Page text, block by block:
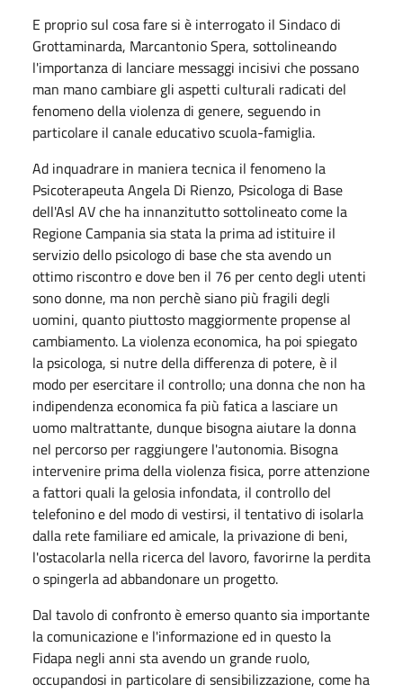
E proprio sul cosa fare si è interrogato il Sindaco di
Grottaminarda, Marcantonio Spera, sottolineando
l'importanza di lanciare messaggi incisivi che possano
man mano cambiare gli aspetti culturali radicati del
fenomeno della violenza di genere, seguendo in
particolare il canale educativo scuola-famiglia.
Ad inquadrare in maniera tecnica il fenomeno la
Psicoterapeuta Angela Di Rienzo, Psicologa di Base
dell'Asl AV che ha innanzitutto sottolineato come la
Regione Campania sia stata la prima ad istituire il
servizio dello psicologo di base che sta avendo un
ottimo riscontro e dove ben il 76 per cento degli utenti
sono donne, ma non perchè siano più fragili degli
uomini, quanto piuttosto maggiormente propense al
cambiamento. La violenza economica, ha poi spiegato
la psicologa, si nutre della differenza di potere, è il
modo per esercitare il controllo; una donna che non ha
indipendenza economica fa più fatica a lasciare un
uomo maltrattante, dunque bisogna aiutare la donna
nel percorso per raggiungere l'autonomia. Bisogna
intervenire prima della violenza fisica, porre attenzione
a fattori quali la gelosia infondata, il controllo del
telefonino e del modo di vestirsi, il tentativo di isolarla
dalla rete familiare ed amicale, la privazione di beni,
l'ostacolarla nella ricerca del lavoro, favorirne la perdita
o spingerla ad abbandonare un progetto.
Dal tavolo di confronto è emerso quanto sia importante
la comunicazione e l'informazione ed in questo la
Fidapa negli anni sta avendo un grande ruolo,
occupandosi in particolare di sensibilizzazione, come ha